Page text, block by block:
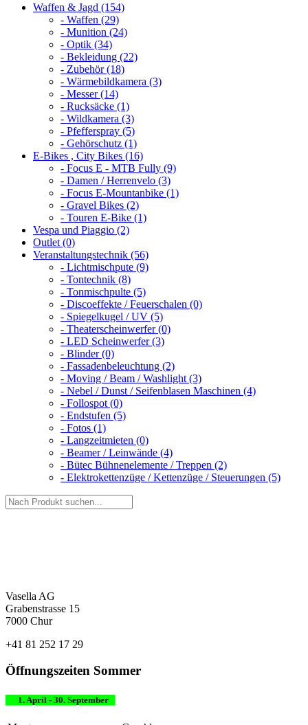
Waffen & Jagd (154)
- Waffen (29)
- Munition (24)
- Optik (34)
- Bekleidung (22)
- Zubehör (18)
- Wärmebildkamera (3)
- Messer (14)
- Rucksäcke (1)
- Wildkamera (3)
- Pfefferspray (5)
- Gehörschutz (1)
E-Bikes , City Bikes (16)
- Focus E - MTB Fully (9)
- Damen / Herrenvelo (3)
- Focus E-Mountanbike (1)
- Gravel Bikes (2)
- Touren E-Bike (1)
Vespa und Piaggio (2)
Outlet (0)
Veranstaltungstechnik (56)
- Lichtmischpute (9)
- Tontechnik (8)
- Tonmischpulte (5)
- Discoeffekte / Feuerschalen (0)
- Spiegelkugel / UV (5)
- Theaterscheinwerfer (0)
- LED Scheinwerfer (3)
- Blinder (0)
- Fassadenbeleuchtung (2)
- Moving / Beam / Washlight (3)
- Nebel / Dunst / Seifenblasen Maschinen (4)
- Follospot (0)
- Endstufen (5)
- Fotos (1)
- Langzeitmieten (0)
- Beamer / Leinwände (4)
- Bütec Bühnenelemente / Treppen (2)
- Elektrokettenzüge / Kettenzüge / Steuerungen (5)
Vasella AG
Grabenstrasse 15
7000 Chur
+41 81 252 17 29
Öffnungszeiten Sommer
1. April - 30. September